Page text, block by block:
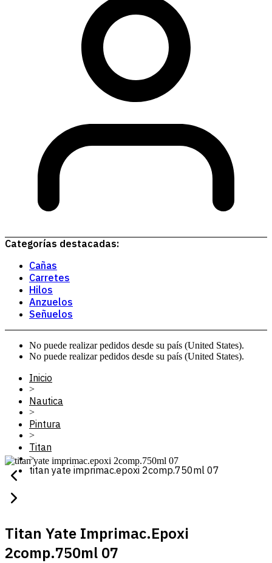
Categorías destacadas:
Cañas
Carretes
Hilos
Anzuelos
Señuelos
No puede realizar pedidos desde su país (United States).
No puede realizar pedidos desde su país (United States).
Inicio
>
Nautica
>
Pintura
>
Titan
>
titan yate imprimac.epoxi 2comp.750ml 07
Titan Yate Imprimac.epoxi
2comp.750ml 07